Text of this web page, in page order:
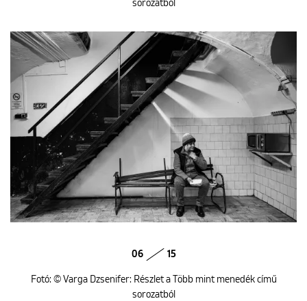
sorozatból
06 15
Fotó: © Varga Dzsenifer: Részlet a Több mint menedék című
sorozatból